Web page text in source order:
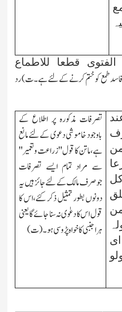
الفتوی قطعا للاطماع
طمع کو ختم کرنے کےلئے ہے۔ت) رد
تصرفات مذکورہ پر اطلاع کے
باوجود خاموشی دعوی کےلئے مانع
ہے،ماتن کا قول''زراعت وتعمیر''
سے مراد تمام ایسے تصرفات
جوصرف مالك کےلئے جائز ہیں یہ
دونوں بطور تمثیل ذکر کئے،اس کا
قول اس کا دعوٰی نہ سنا جائے گا یعنی
ہر اجنبی کا خواہ پڑوسی ہو۔(ت)